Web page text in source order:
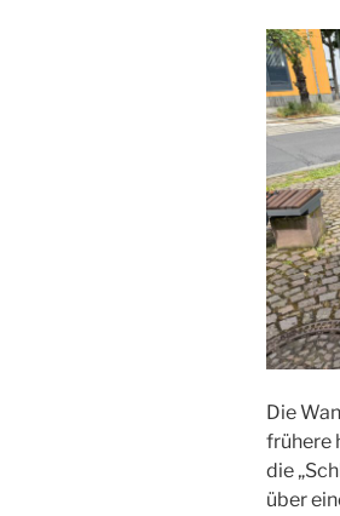
Die
frühere
die
über